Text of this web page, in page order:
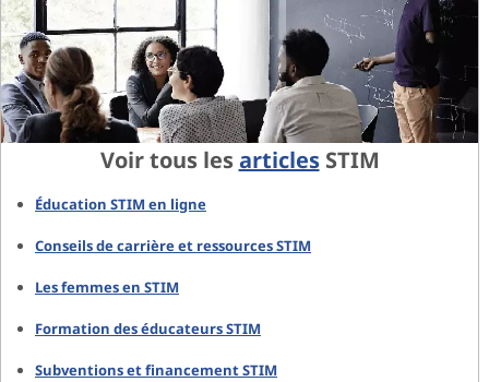
Voir tous lesarticlesSTIM
Éducation STIM en ligne
Conseils de carrière et ressources STIM
Les femmes en STIM
Formation des éducateurs STIM
Subventions et financement STIM